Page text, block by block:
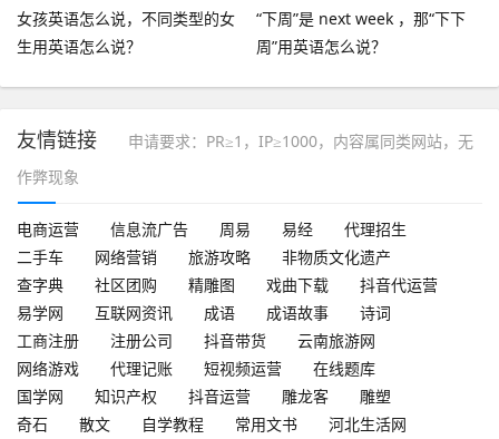
女孩英语怎么说，不同类型的女
生用英语怎么说？
“下周”是 next week ，那“下下
周”用英语怎么说？
友情链接
申请要求：PR≥1，IP≥1000，内容属同类网站，无
作弊现象
电商运营 信息流广告 周易 易经
代理招生
二手车
网络营销 旅游攻略
非物质文化遗产
查字典
社区团购 精雕图 戏曲下载
抖音代运营
易学网
互联网资讯 成语 成语故事
诗词
工商注册
注册公司 抖音带货
云南旅游网
网络游戏
代理记账 短视频运营
在线题库
国学网
知识产权 抖音运营 雕龙客
雕塑
奇石
散文 自学教程 常用文书
河北生活网